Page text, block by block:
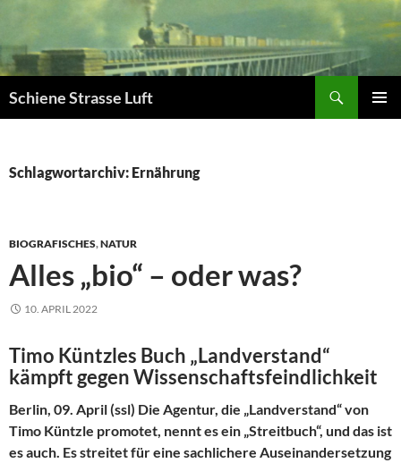
springen
Schiene Strasse Luft
Schlagwortarchiv: Ernährung
BIOGRAFISCHES,NATUR
Alles „bio“ – oder was?
10. APRIL 2022
Timo Küntzles Buch „Landverstand“
kämpft gegen Wissenschaftsfeindlichkeit
Berlin, 09. April (ssl) Die Agentur, die „Landverstand“ von
Timo Küntzle promotet, nennt es ein „Streitbuch“, und das ist
es auch. Es streitet für eine sachlichere Auseinandersetzung